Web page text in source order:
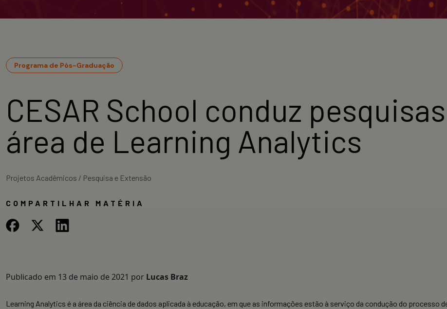
Programa de Pós-Graduação
CESAR School conduz
área de Learning Analytics
Projetos Acadêmicos / Pesquisa e Extensão
COMPARTILHAR MATÉRIA
Publicado em 13 de maio de 2021 por Lucas Braz
Learning Analytics é a área da ciência de dados aplicada à educação, em que as informações estão à serviço da condução do processo